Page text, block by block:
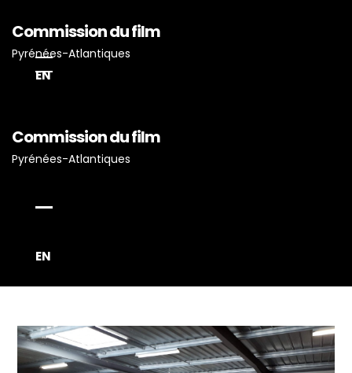
Commission du film
Pyrénées-Atlantiques
EN
Commission du film
Pyrénées-Atlantiques
EN
Accueil